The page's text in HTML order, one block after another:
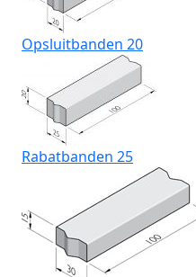
Opsluitbanden 20
Rabatbanden 25